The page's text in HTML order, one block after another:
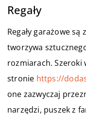
Regały
Regały garażowe
tworzywa
rozmiarach. Szeroki
stronie https://
one zazwyczaj
narzędzi, puszek z